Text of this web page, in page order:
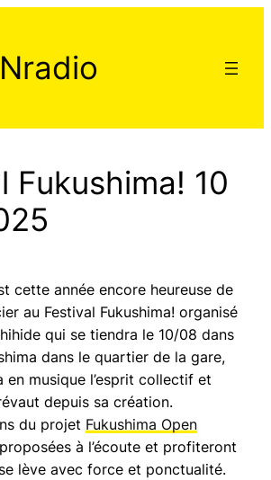
Fukushima! 10
cette année encore heureuse de
au Festival Fukushima! organisé
qui se tiendra le 10/08 dans
dans le quartier de la gare,
en musique l’esprit collectif et
depuis sa création.
du projet Fukushima Open
à l’écoute et profiteront
lève avec force et ponctualité.